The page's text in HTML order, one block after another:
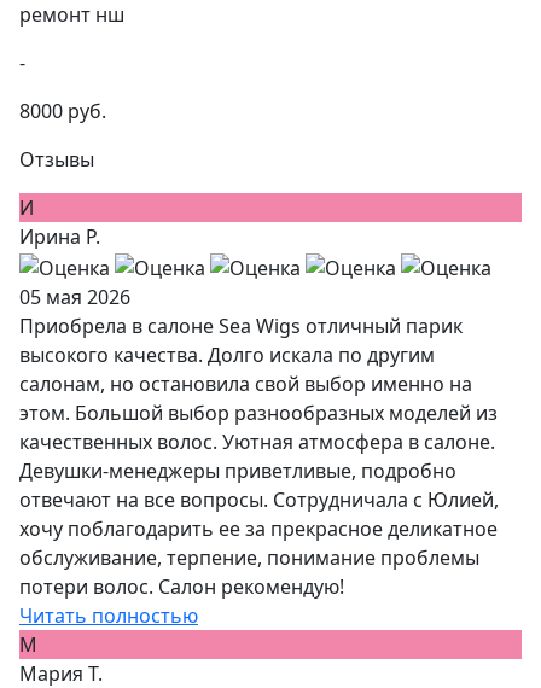
ремонт нш
-
8000 руб.
Отзывы
И
Ирина Р.
05 мая 2026
Приобрела в салоне Sea Wigs отличный парик
высокого качества. Долго искала по другим
салонам, но остановила свой выбор именно на
этом. Большой выбор разнообразных моделей из
качественных волос. Уютная атмосфера в салоне.
Девушки-менеджеры приветливые, подробно
отвечают на все вопросы. Сотрудничала с Юлией,
хочу поблагодарить ее за прекрасное деликатное
обслуживание, терпение, понимание проблемы
потери волос. Салон рекомендую!
Читать полностью
М
Мария Т.